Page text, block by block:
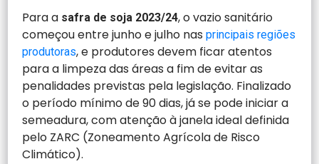
Para a safra de soja 2023/24, o vazio sanitário
começou entre junho e julho nasprincipais regiões
produtoras, e produtores devem ficar atentos
para a limpeza das áreas a fim de evitar as
penalidades previstas pela legislação. Finalizado
o período mínimo de 90 dias, já se pode iniciar a
semeadura, com atenção à janela ideal definida
pelo ZARC (Zoneamento Agrícola de Risco
Climático).